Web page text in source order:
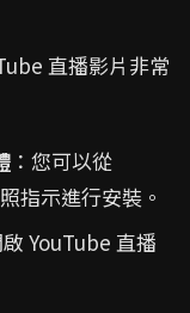
直播影片非常
：您可以從
指示進行安裝。
啟 YouTube 直播